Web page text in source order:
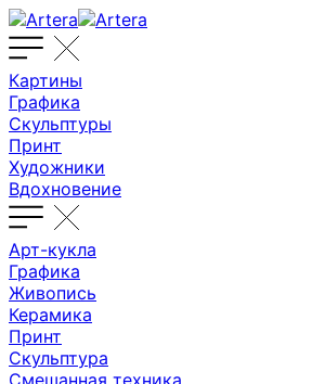
Картины
Графика
Скульптуры
Принт
Художники
Вдохновение
Арт-кукла
Графика
Живопись
Керамика
Принт
Скульптура
Смешанная техника